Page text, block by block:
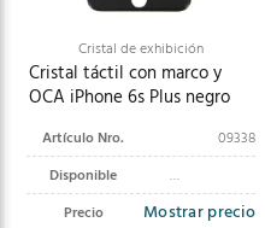
Cristal de exhibición
Cristal táctil con marco y
OCA iPhone 6s Plus negro
Artículo Nro.
09338
Disponible
Precio
Mostrar precio